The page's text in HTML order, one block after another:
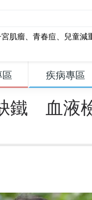
肌瘤、 青春痘、 兒童減
疾病專區
鐵 血液